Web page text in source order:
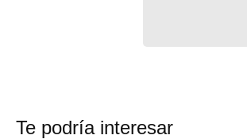
Te podría interesar